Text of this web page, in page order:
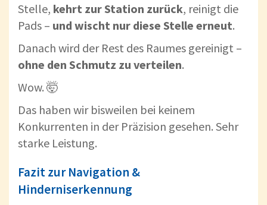
Stelle, kehrt zur Station zurück, reinigt die
Pads – und wischt nur diese Stelle erneut.
Danach wird der Rest des Raumes gereinigt –
ohne den Schmutz zu verteilen.
Wow. 🤯
Das haben wir bisweilen bei keinem
Konkurrenten in der Präzision gesehen. Sehr
starke Leistung.
Fazit zur Navigation &
Hinderniserkennung